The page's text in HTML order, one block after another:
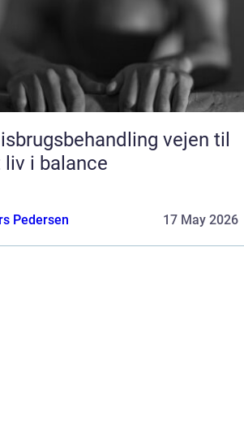
vejen til
liv i balance
Pedersen 17 May 2026